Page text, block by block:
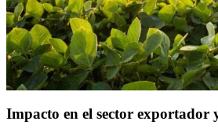
Impacto en el sector exportador